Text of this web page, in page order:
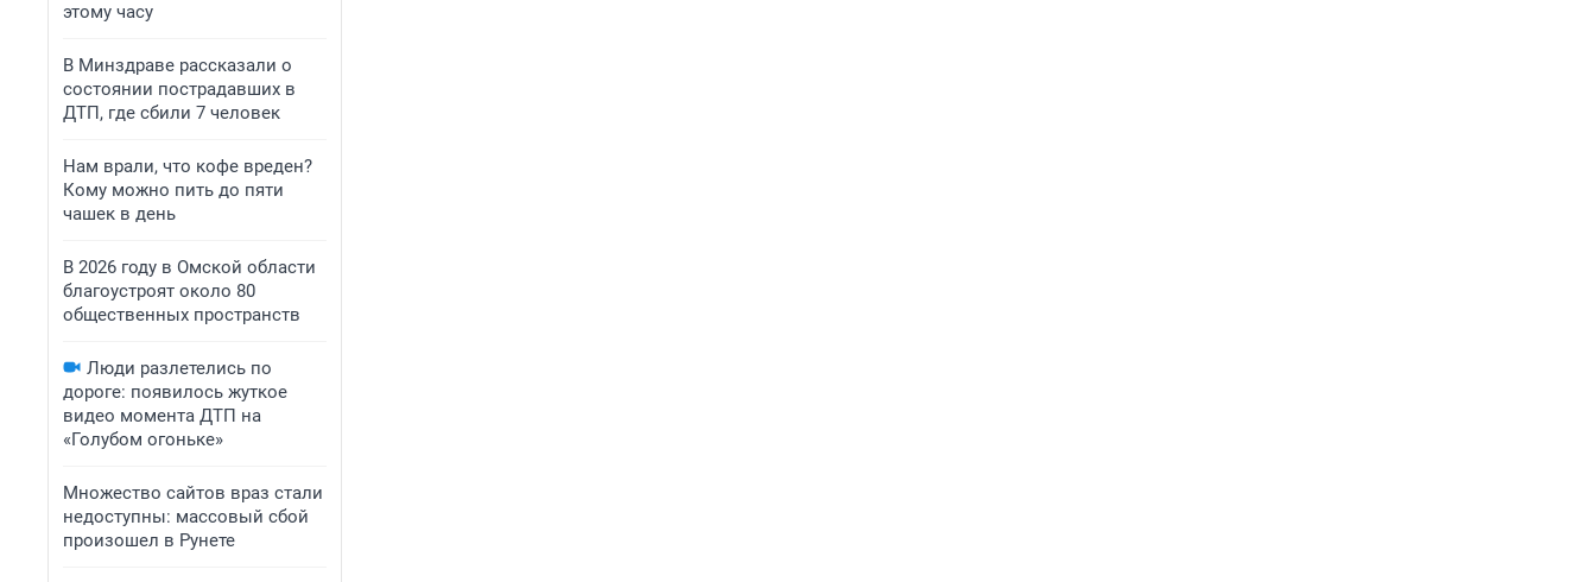
этому часу
В Минздраве рассказали о
состоянии пострадавших в
ДТП, где сбили 7 человек
Нам врали, что кофе вреден?
Кому можно пить до пяти
чашек в день
В 2026 году в Омской области
благоустроят около 80
общественных пространств
Люди разлетелись по
дороге: появилось жуткое
видео момента ДТП на
«Голубом огоньке»
Множество сайтов враз стали
недоступны: массовый сбой
произошел в Рунете